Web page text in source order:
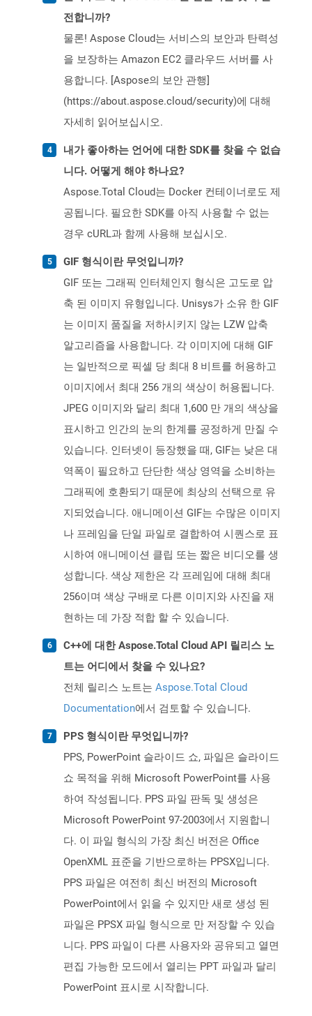
전합니까?
물론! Aspose Cloud는 서비스의 보안과 탄력성
을 보장하는 Amazon EC2 클라우드 서버를 사
용합니다. [Aspose의 보안 관행]
(https://about.aspose.cloud/security)에 대해
자세히 읽어보십시오.
내가 좋아하는 언어에 대한 SDK를 찾을 수 없습
니다. 어떻게 해야 하나요?
Aspose.Total Cloud는 Docker 컨테이너로도 제
공됩니다. 필요한 SDK를 아직 사용할 수 없는
경우 cURL과 함께 사용해 보십시오.
GIF 형식이란 무엇입니까?
GIF 또는 그래픽 인터체인지 형식은 고도로 압
축 된 이미지 유형입니다. Unisys가 소유 한 GIF
는 이미지 품질을 저하시키지 않는 LZW 압축
알고리즘을 사용합니다. 각 이미지에 대해 GIF
는 일반적으로 픽셀 당 최대 8 비트를 허용하고
이미지에서 최대 256 개의 색상이 허용됩니다.
JPEG 이미지와 달리 최대 1,600 만 개의 색상을
표시하고 인간의 눈의 한계를 공정하게 만질 수
있습니다. 인터넷이 등장했을 때, GIF는 낮은 대
역폭이 필요하고 단단한 색상 영역을 소비하는
그래픽에 호환되기 때문에 최상의 선택으로 유
지되었습니다. 애니메이션 GIF는 수많은 이미지
나 프레임을 단일 파일로 결합하여 시퀀스로 표
시하여 애니메이션 클립 또는 짧은 비디오를 생
성합니다. 색상 제한은 각 프레임에 대해 최대
256이며 색상 구배로 다른 이미지와 사진을 재
현하는 데 가장 적합 할 수 있습니다.
C++에 대한 Aspose.Total Cloud API 릴리스 노
트는 어디에서 찾을 수 있나요?
전체 릴리스 노트는 Aspose.Total Cloud
Documentation에서 검토할 수 있습니다.
PPS 형식이란 무엇입니까?
PPS, PowerPoint 슬라이드 쇼, 파일은 슬라이드
쇼 목적을 위해 Microsoft PowerPoint를 사용
하여 작성됩니다. PPS 파일 판독 및 생성은
Microsoft PowerPoint 97-2003에서 지원합니
다. 이 파일 형식의 가장 최신 버전은 Office
OpenXML 표준을 기반으로하는 PPSX입니다.
PPS 파일은 여전히 ​​최신 버전의 Microsoft
PowerPoint에서 읽을 수 있지만 새로 생성 된
파일은 PPSX 파일 형식으로 만 저장할 수 있습
니다. PPS 파일이 다른 사용자와 공유되고 열면
편집 가능한 모드에서 열리는 PPT 파일과 달리
PowerPoint 표시로 시작합니다.